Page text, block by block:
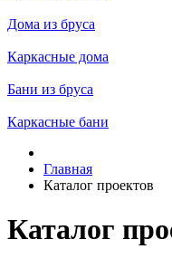
Дома из бруса
Каркасные дома
Бани из бруса
Каркасные бани
Главная
Каталог проектов
Каталог